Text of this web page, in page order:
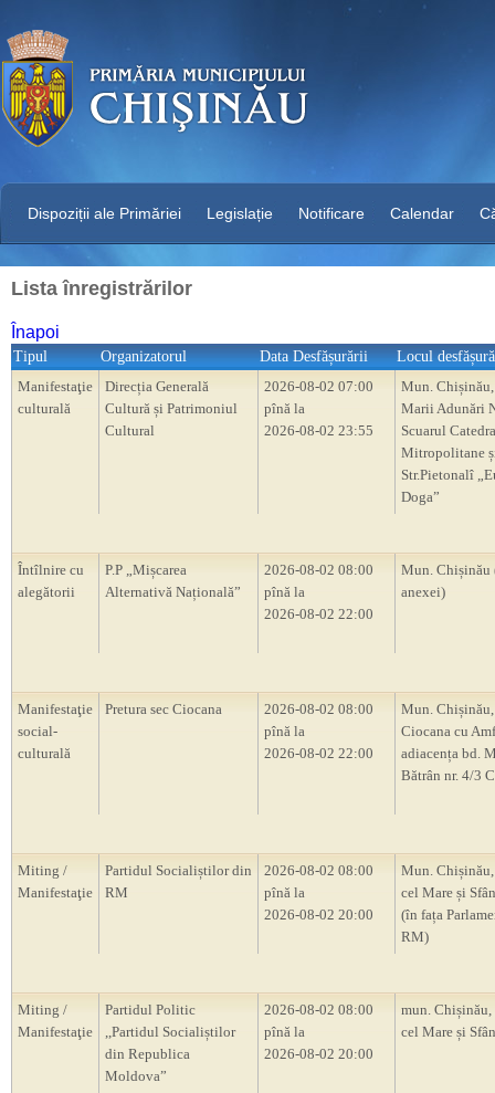
Dispoziții ale Primăriei Legislație Notificare Calendar
Lista înregistrărilor
Înapoi
Tipul Organizatorul Data Desfășurării
Locul
Manifestaţie
culturală
Direcția Generală
Cultură și Patrimoniul
Cultural
2026-08-02 07:00
pînă la
2026-08-02 23:55
Mun.
Marii Adunări
Scuarul
Mitropolitane
Str.Pietonalî
Doga”
Întîlnire cu
alegătorii
P.P „Mișcarea
Alternativă Națională”
2026-08-02 08:00
pînă la
2026-08-02 22:00
Mun. Chișinău
anexei)
Manifestaţie
social-
culturală
Pretura sec Ciocana
2026-08-02 08:00
pînă la
2026-08-02 22:00
Mun.
Ciocana cu
adiacența bd.
Bătrân nr. 4/3
Miting /
Manifestaţie
Partidul Socialiștilor din
RM
2026-08-02 08:00
pînă la
2026-08-02 20:00
Mun.
cel Mare și
(în fața
RM)
Miting /
Manifestaţie
Partidul Politic
,,Partidul Socialiștilor
din Republica
Moldova”
2026-08-02 08:00
pînă la
2026-08-02 20:00
mun. Chișinău,
cel Mare și